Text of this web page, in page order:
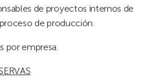
de proyectos internos de
de producción.
por empresa.